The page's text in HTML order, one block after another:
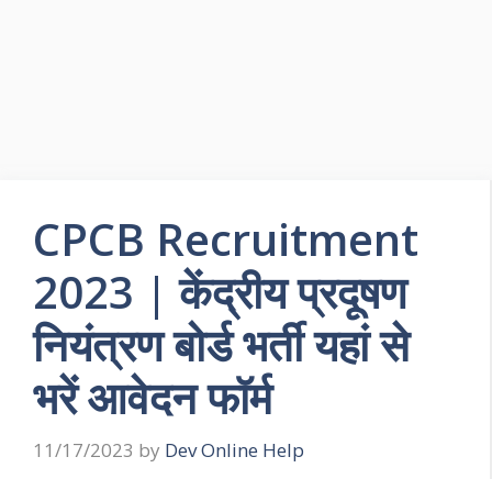
CPCB Recruitment
2023 | केंद्रीय प्रदूषण
नियंत्रण बोर्ड भर्ती यहां से
भरें आवेदन फॉर्म
11/17/2023 by Dev Online Help